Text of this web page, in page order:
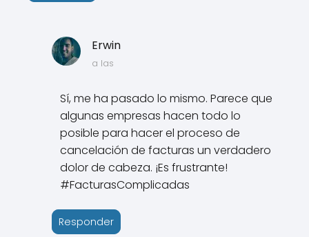
Erwin
a las
Sí, me ha pasado lo mismo. Parece que
algunas empresas hacen todo lo
posible para hacer el proceso de
cancelación de facturas un verdadero
dolor de cabeza. ¡Es frustrante!
#FacturasComplicadas
Responder